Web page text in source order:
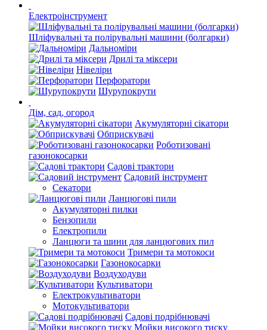
Електроінструмент
Шліфувальні та полірувальні машини (болгарки)
Дальноміри
Дрилі та міксери
Нівеліри
Перфоратори
Шурупокрути
Дім, сад, огород
Акумуляторні сікатори
Обприскувачі
Роботизовані
газонокосарки
Садові трактори
Садовий інструмент
Секатори
Ланцюгові пили
Акумуляторні пилки
Бензопили
Електропили
Ланцюги та шини для ланцюгових пил
Тримери та мотокоси
Газонокосарки
Воздуходуви
Культиватори
Електрокультиватори
Мотокультиватори
Садові подрібнювачі
Мойки високого тиску